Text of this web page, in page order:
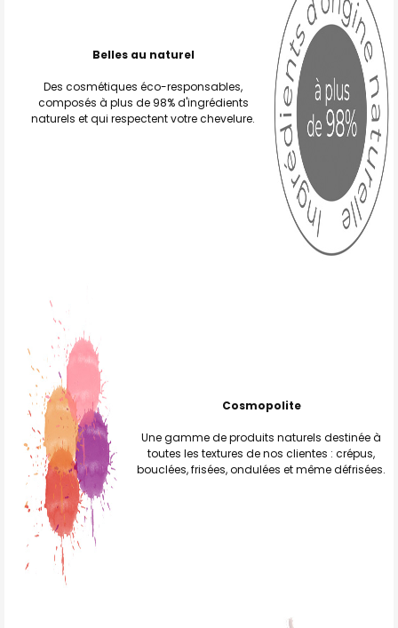
Belles au naturel
Des cosmétiques éco-responsables,
composés à plus de 98% d'ingrédients
naturels et qui respectent votre chevelure.
Cosmopolite
Une gamme de produits naturels destinée à
toutes les textures de nos clientes : crépus,
bouclées, frisées, ondulées et même défrisées.